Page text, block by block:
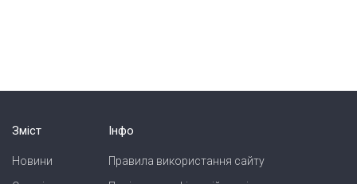
Зміст
Новини
Інфо
Правила використання сайту